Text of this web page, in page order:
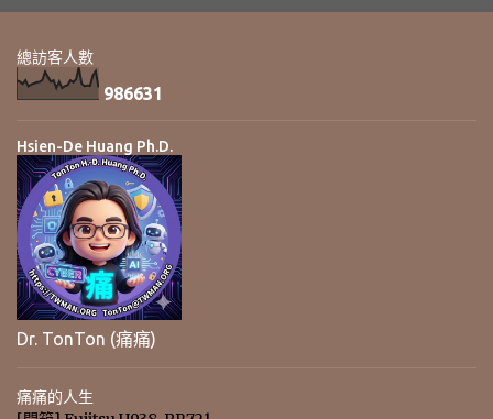
總訪客人數
986631
Hsien-De Huang Ph.D.
Dr. TonTon (痛痛)
痛痛的人生